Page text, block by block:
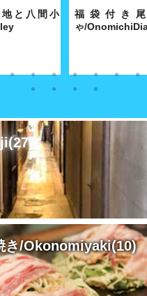
と八間小
中に大きな空
福袋付き
ゃ/
経済合理性が優先
(27)
き/Okonomiyaki(10)